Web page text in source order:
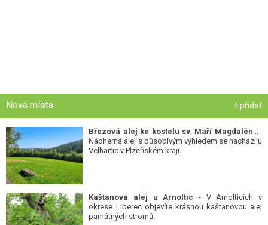
Nová místa + přidat
Březová alej ke kostelu sv. Maří Magdalény-
Nádherná alej s působivým výhledem se nachází u
Velhartic v Plzeňském kraji.
Kaštanová alej u Arnoltic - V Arnolticích v
okrese Liberec objevíte krásnou kaštanovou alej
památných stromů.